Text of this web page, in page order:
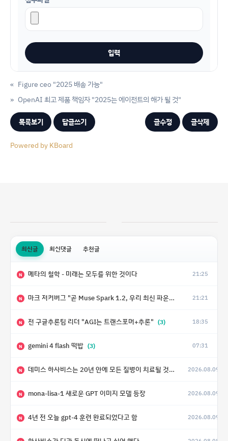
« Figure ceo "2025 배송 가능"
OpenAI 최고 제품 책임자 "2025는 에이전트의 해가 될 것"
»
목록보기 답글쓰기 글수정 글삭제
Powered by KBoard
최신글 최신댓글 추천글
N 메타의 철학 - 미래는 모두를 위한 것이다 21:25
N 마크 저커버그 "곧 Muse Spark 1.2, 우리 최신 파운데이 모델의 가중치도 공개할 예정" 21:21
N 전 구글추론팀 리더 "AGI는 트랜스포머+추론" (3) 18:35
N gemini 4 flash 떡밥 (3) 07:31
N 데미스 하사비스는 20년 안에 모든 질병이 치료될 것으로 예상한다. (4)
2026.08.09
N mona-lisa-1 새로운 GPT 이미지 모델 등장 2026.08.09
N 4년 전 오늘 gpt-4 훈련 완료되었다고 함 2026.08.09